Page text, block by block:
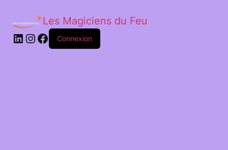
Les Magiciens du Feu
LinkedIn
Instagram
Facebook
Connexion